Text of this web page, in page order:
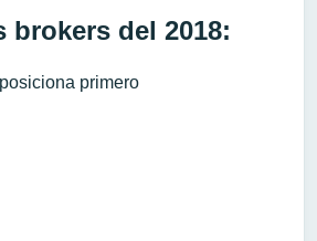
brokers del 2018:
primero